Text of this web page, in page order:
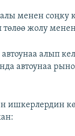
менен соңку
жолу
алып
автоунаа
ишкерлердин